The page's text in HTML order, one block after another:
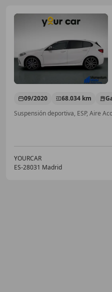
09/2020 68.034 km
YOURCAR
ES-28031 Madrid